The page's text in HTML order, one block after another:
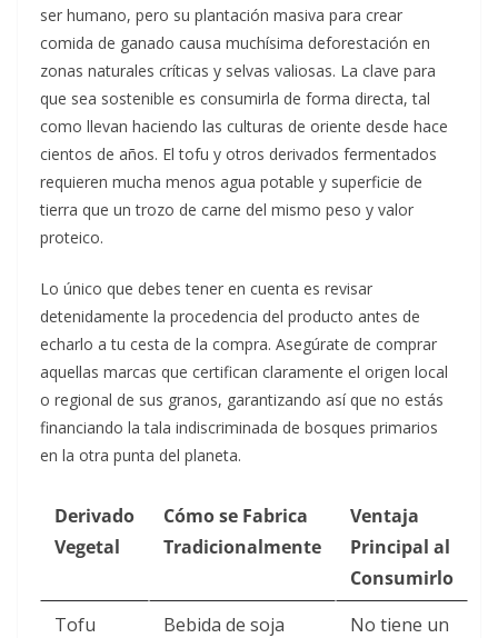
ser humano, pero su plantación masiva para crear
comida de ganado causa muchísima deforestación en
zonas naturales críticas y selvas valiosas. La clave para
que sea sostenible es consumirla de forma directa, tal
como llevan haciendo las culturas de oriente desde hace
cientos de años. El tofu y otros derivados fermentados
requieren mucha menos agua potable y superficie de
tierra que un trozo de carne del mismo peso y valor
proteico.
Lo único que debes tener en cuenta es revisar
detenidamente la procedencia del producto antes de
echarlo a tu cesta de la compra. Asegúrate de comprar
aquellas marcas que certifican claramente el origen local
o regional de sus granos, garantizando así que no estás
financiando la tala indiscriminada de bosques primarios
en la otra punta del planeta.
Derivado
Vegetal
Cómo se Fabrica
Tradicionalmente
Ventaja
Principal al
Consumirlo
Tofu
Bebida de soja
No tiene un